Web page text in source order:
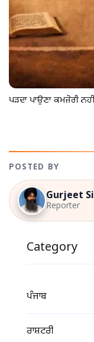
ਪੜਦਾ ਪਾਉਣਾ ਕਮਜ਼ੋਰੀ
POSTED BY
Gurjeet
Reporter
Category
ਪੰਜਾਬ
ਰਾਸ਼ਟਰੀ